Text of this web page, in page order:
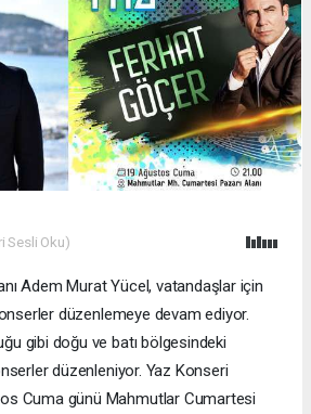
Sesli Oku)
Adem Murat Yücel, vatandaşlar için
düzenlemeye devam ediyor.
gibi doğu ve batı bölgesindeki
düzenleniyor. Yaz Konseri
Cuma günü Mahmutlar Cumartesi